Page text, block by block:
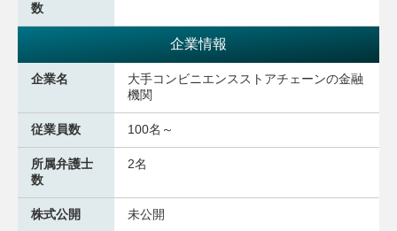
数
企業情報
企業名
大手コンビニエンスストアチェーンの金融
機関
従業員数 100名～
所属弁護士
数
2名
株式公開 未公開